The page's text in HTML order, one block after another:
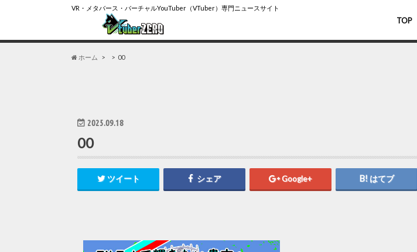
VR・メタバース・バーチャルYouTuber（VTuber）専門ニュースサイト
TOP
ホーム 00
2025.09.18
00
ツイート シェア Google+ はてブ